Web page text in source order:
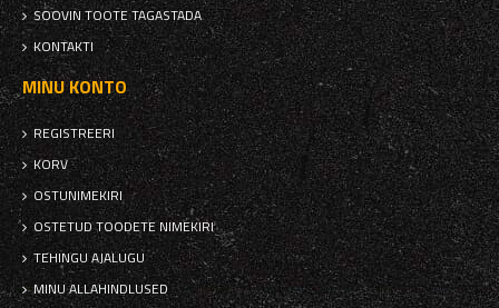
SOOVIN TOOTE TAGASTADA
KONTAKTI
MINU KONTO
REGISTREERI
KORV
OSTUNIMEKIRI
OSTETUD TOODETE NIMEKIRI
TEHINGU AJALUGU
MINU ALLAHINDLUSED